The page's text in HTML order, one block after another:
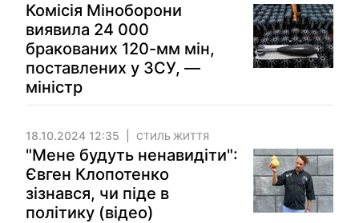
Комісія Міноборони
виявила 24 000
бракованих 120-мм мін,
поставлених у ЗСУ, —
міністр
18.10.2024 12:35 СТИЛЬ ЖИТТЯ
"Мене будуть ненавидіти":
Євген Клопотенко
зізнався, чи піде в
політику (відео)